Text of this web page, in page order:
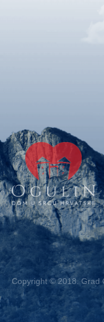
Copyright © 2018. Grad
Design byEA93